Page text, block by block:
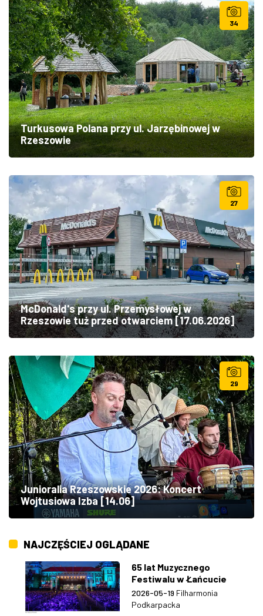
34
Turkusowa Polana przy ul. Jarzębinowej w
Rzeszowie
27
McDonald's przy ul. Przemysłowej w
Rzeszowie tuż przed otwarciem [17.06.2026]
29
Junioralia Rzeszowskie 2026: Koncert
Wojtusiowa Izba [14.06]
NAJCZĘŚCIEJ OGLĄDANE
65 lat Muzycznego
Festiwalu w Łańcucie
2026-05-19 Filharmonia
Podkarpacka